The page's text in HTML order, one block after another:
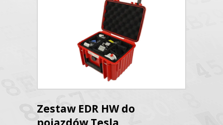
Zestaw EDR HW do